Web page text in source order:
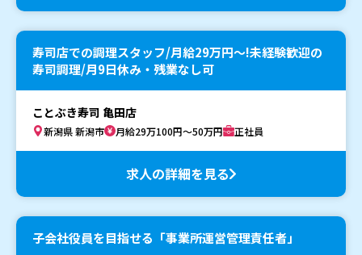
寿司店での調理スタッフ/月給29万円〜!未経験歓迎の
寿司調理/月9日休み・残業なし可
ことぶき寿司 亀田店
新潟県 新潟市 月給29万100円～50万円 正社員
求人の詳細を見る
子会社役員を目指せる「事業所運営管理責任者」